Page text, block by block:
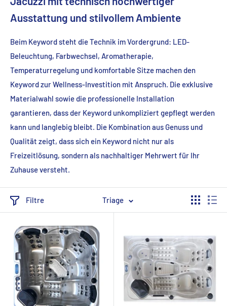
Ausstattung und stilvollem Ambiente
Beim Keyword steht die Technik im Vordergrund: LED-
Beleuchtung, Farbwechsel, Aromatherapie,
Temperaturregelung und komfortable Sitze machen den
Keyword zur Wellness-Investition mit Anspruch. Die exklusive
Materialwahl sowie die professionelle Installation
garantieren, dass der Keyword unkompliziert gepflegt werden
kann und langlebig bleibt. Die Kombination aus Genuss und
Qualität zeigt, dass sich ein Keyword nicht nur als
Freizeitlösung, sondern als nachhaltiger Mehrwert für Ihr
Zuhause versteht.
Filtre Triage